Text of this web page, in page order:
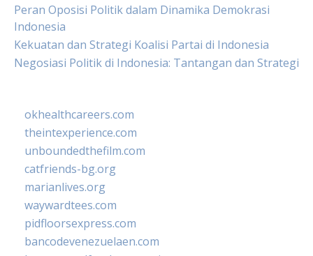
Peran Oposisi Politik dalam Dinamika Demokrasi
Indonesia
Kekuatan dan Strategi Koalisi Partai di Indonesia
Negosiasi Politik di Indonesia: Tantangan dan Strategi
okhealthcareers.com
theintexperience.com
unboundedthefilm.com
catfriends-bg.org
marianlives.org
waywardtees.com
pidfloorsexpress.com
bancodevenezuelaen.com